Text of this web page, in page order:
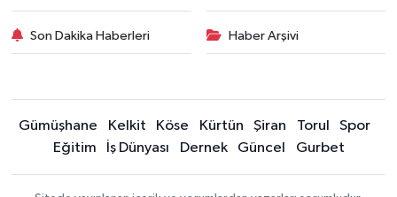
Son Dakika Haberleri Haber Arşivi
Gümüşhane Kelkit Köse Kürtün Şiran Torul
Spor
Eğitim
İş Dünyası Dernek Güncel Gurbet